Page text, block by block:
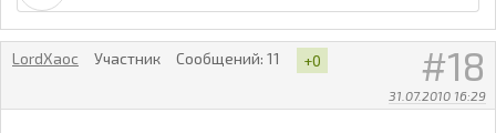
18
31.07.2010 16:29
LordXaoc Участник Сообщений: 11 +0